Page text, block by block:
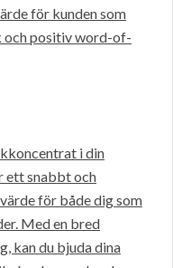
för kunden som
och positiv word-of-
i din
ett snabbt och
för både dig som
Med en bred
kan du bjuda dina